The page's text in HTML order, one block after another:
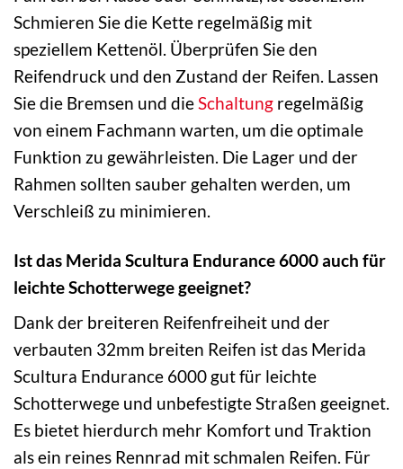
Schmieren Sie die Kette regelmäßig mit
speziellem Kettenöl. Überprüfen Sie den
Reifendruck und den Zustand der Reifen. Lassen
Sie die Bremsen und dieSchaltung regelmäßig
von einem Fachmann warten, um die optimale
Funktion zu gewährleisten. Die Lager und der
Rahmen sollten sauber gehalten werden, um
Verschleiß zu minimieren.
Ist das Merida Scultura Endurance 6000 auch für
leichte Schotterwege geeignet?
Dank der breiteren Reifenfreiheit und der
verbauten 32mm breiten Reifen ist das Merida
Scultura Endurance 6000 gut für leichte
Schotterwege und unbefestigte Straßen geeignet.
Es bietet hierdurch mehr Komfort und Traktion
als ein reines Rennrad mit schmalen Reifen. Für